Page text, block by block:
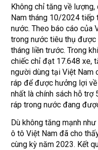
Không chỉ tăng về
Nam tháng 10/2024
nước. Theo báo cáo của
trong nước tiêu thụ được
tháng liền trước. Trong
chiếc chỉ đạt 17.648 xe,
người dùng tại Việt Nam
ráp để được hưởng lợi
nhất là chính sách hỗ
ráp trong nước đang
Dù không tăng mạnh
ô tô Việt Nam đã cho
cùng kỳ năm 2023. Kết